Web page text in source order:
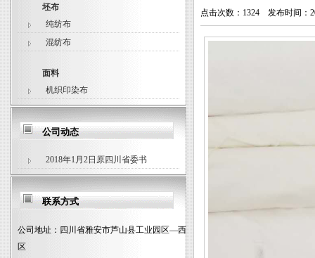
坯布
纯纺布
混纺布
面料
机织印染布
公司动态
2018年1月2日原四川省委书
联系方式
公司地址： 四川省雅安市芦山县工业园区—西
区
点击次数：1324 发布时间：